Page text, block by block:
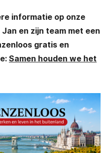
informatie op onze
en zijn team met een
gratis en
Samen houden we het